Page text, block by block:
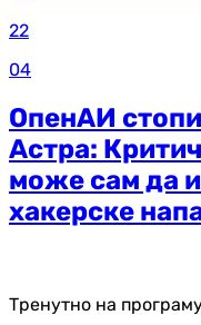
22
04
ОпенАИ
Астра:
може сам да
хакерске
Тренутно на